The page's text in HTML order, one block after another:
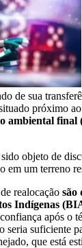
de sua
próximo
ambiental
objeto de
em um terreno
realocação são
Indígenas
após o
seria suficiente
que está